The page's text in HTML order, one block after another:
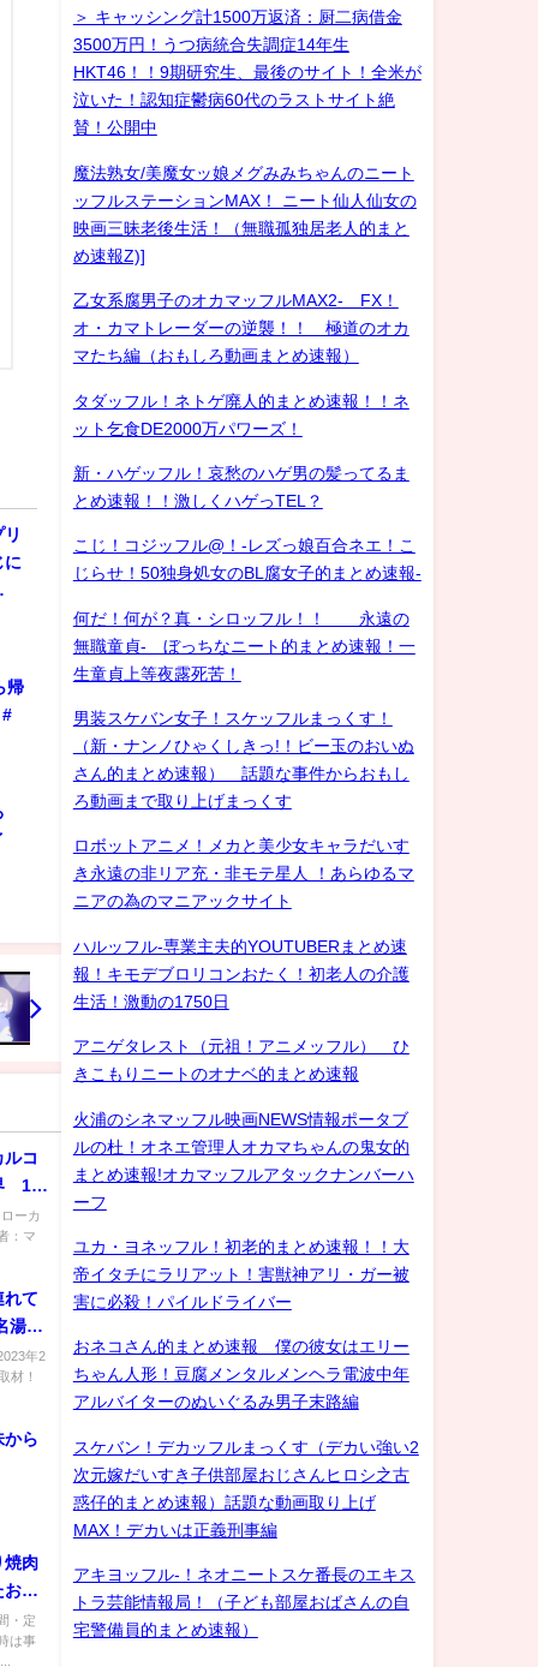
に
帰
コ
10
ーカ
：マ
れて
湯秘
年2
材！
から
焼肉
お
・定
は事
＞ キャッシング計1500万返済：厨二病借金
3500万円！うつ病統合失調症14年生
HKT46！！9期研究生、最後のサイト！全米が
泣いた！認知症鬱病60代のラストサイト絶
賛！公開中
魔法熟女/美魔女ッ娘メグみみちゃんのニート
ッフルステーションMAX！ ニート仙人仙女の
映画三昧老後生活！（無職孤独居老人的まと
め速報Z)]
乙女系腐男子のオカマッフルMAX2- FX！
オ・カマトレーダーの逆襲！！ 極道のオカ
マたち編（おもしろ動画まとめ速報）
タダッフル！ネトゲ廃人的まとめ速報！！ネ
ット乞食DE2000万パワーズ！
新・ハゲッフル！哀愁のハゲ男の髪ってるま
とめ速報！！激しくハゲっTEL？
こじ！コジッフル@！-レズっ娘百合ネエ！こ
じらせ！50独身処女のBL腐女子的まとめ速報-
何だ！何が？真・シロッフル！！ 永遠の
無職童貞- ぼっちなニート的まとめ速報！一
生童貞上等夜露死苦！
男装スケバン女子！スケッフルまっくす！
（新・ナンノひゃくしきっ!！ビー玉のおいぬ
さん的まとめ速報） 話題な事件からおもし
ろ動画まで取り上げまっくす
ロボットアニメ！メカと美少女キャラだいす
き永遠の非リア充・非モテ星人 ！あらゆるマ
ニアの為のマニアックサイト
ハルッフル-専業主夫的YOUTUBERまとめ速
報！キモデブロリコンおたく！初老人の介護
生活！激動の1750日
アニゲタレスト（元祖！アニメッフル） ひ
きこもりニートのオナベ的まとめ速報
火浦のシネマッフル映画NEWS情報ポータブ
ルの杜！オネエ管理人オカマちゃんの鬼女的
まとめ速報!オカマッフルアタックナンバーハ
ーフ
ユカ・ヨネッフル！初老的まとめ速報！！大
帝イタチにラリアット！害獣神アリ・ガー被
害に必殺！パイルドライバー
おネコさん的まとめ速報 僕の彼女はエリー
ちゃん人形！豆腐メンタルメンヘラ電波中年
アルバイターのぬいぐるみ男子末路編
スケバン！デカッフルまっくす（デカい強い2
次元嫁だいすき子供部屋おじさんヒロシ之古
惑仔的まとめ速報）話題な動画取り上げ
MAX！デカいは正義刑事編
アキヨッフル-！ネオニートスケ番長のエキス
トラ芸能情報局！（子ども部屋おばさんの自
宅警備員的まとめ速報）